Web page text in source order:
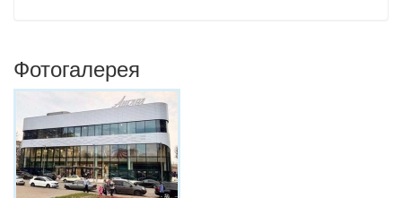
Фотогалерея